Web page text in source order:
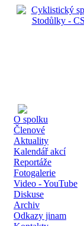
O spolku
Členové
Aktuality
Kalendář akcí
Reportáže
Fotogalerie
Video - YouTube
Diskuse
Archiv
Odkazy jinam